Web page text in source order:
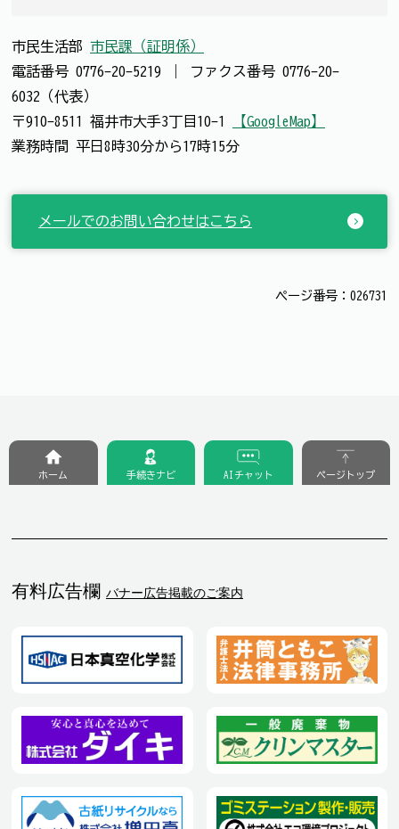
市民生活部 市民課（証明係）
電話番号 0776-20-5219 ファクス番号 0776-20-
6032（代表）
〒910-8511 福井市大手3丁目10-1
【GoogleMap】
業務時間 平日8時30分から17時15分
メールでのお問い合わせはこちら
ページ番号：026731
有料広告欄 バナー広告掲載のご案内
ホーム 手続きナビ AIチャット ページトップ